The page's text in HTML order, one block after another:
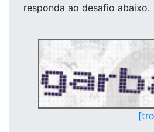
responda ao desafio abaixo.